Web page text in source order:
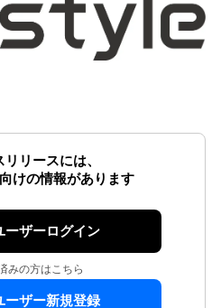
リースには、
けの情報があります
ーザーログイン
みの方はこちら
ーザー新規登録